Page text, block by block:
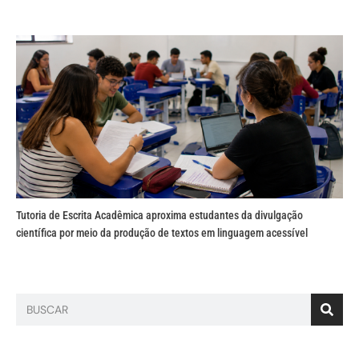
Tutoria de Escrita Acadêmica aproxima estudantes da divulgação
científica por meio da produção de textos em linguagem acessível